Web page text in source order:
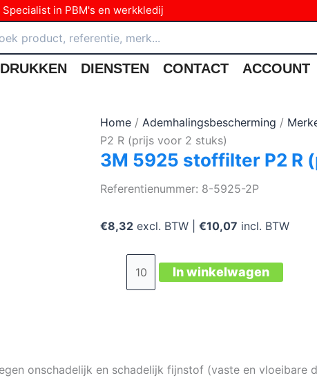
Specialist in PBM's en werkkledij
DIENSTEN CONTACT ACCOUNT
Home/ Ademhalingsbescherming /
P2 R (prijs voor 2 stuks)
3M 5925 stoffilter P2 R
Referentienummer: 8-5925-2P
€8,32excl. BTW | €10,07 incl. BTW
voor
In winkelwagen
onschadelijk en schadelijk fijnstof (vaste en vloeibare